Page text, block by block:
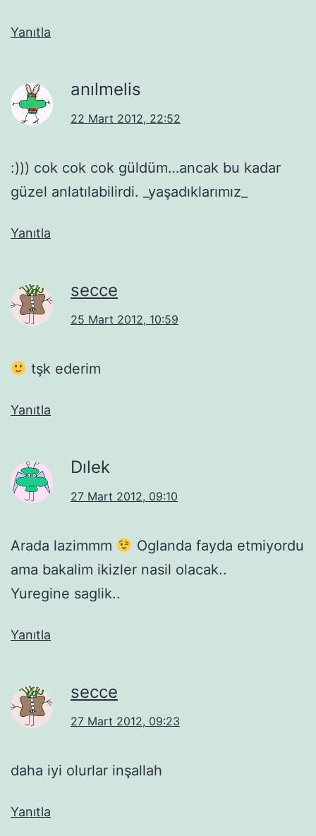
Yanıtla
anılmelis
22 Mart 2012, 22:52
:))) cok cok cok güldüm…ancak bu kadar
güzel anlatılabilirdi. _yaşadıklarımız_
Yanıtla
secce
25 Mart 2012, 10:59
tşk ederim
Yanıtla
Dılek
27 Mart 2012, 09:10
Arada lazimmm
Oglanda fayda etmiyordu
ama bakalim ikizler nasil olacak..
Yuregine saglik..
Yanıtla
secce
27 Mart 2012, 09:23
daha iyi olurlar inşallah
Yanıtla